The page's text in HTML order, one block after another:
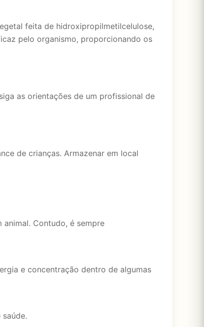
feita de hidroxipropilmetilcelulose,
pelo organismo, proporcionando os
as orientações de um profissional de
de crianças. Armazenar em local
Contudo, é sempre
e concentração dentro de algumas